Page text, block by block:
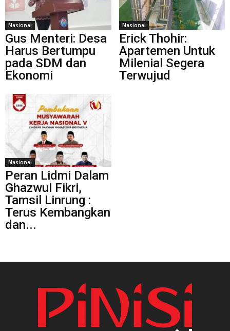
Nasional
Gus Menteri: Desa
Harus Bertumpu
pada SDM dan
Ekonomi
Nasional
Erick Thohir:
Apartemen Untuk
Milenial Segera
Terwujud
Nasional
Peran Lidmi Dalam
Ghazwul Fikri,
Tamsil Linrung :
Terus Kembangkan
dan...